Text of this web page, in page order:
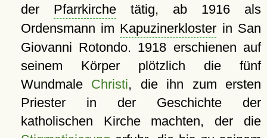
der Pfarrkirchetätig, ab 1916 als
Ordensmann im Kapuzinerkloster in San
Giovanni Rotondo. 1918 erschienen auf
seinem Körper plötzlich die fünf
Wundmale Christi, die ihn zum ersten
Priester in der Geschichte der
katholischen Kirche machten, der die